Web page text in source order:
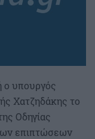
ο υπουργός
Χατζηδάκης το
Οδηγίας
επιπτώσεων